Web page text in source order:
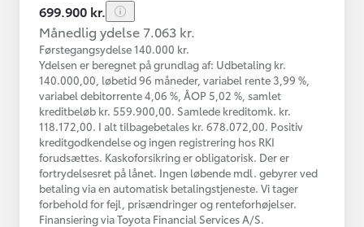
699.900 kr.
Månedlig ydelse 7.063 kr.
Førstegangsydelse 140.000 kr.
Ydelsen er beregnet på grundlag af: Udbetaling kr.
140.000,00, løbetid 96 måneder, variabel rente 3,99 %,
variabel debitorrente 4,06 %, ÅOP 5,02 %, samlet
kreditbeløb kr. 559.900,00. Samlede kreditomk. kr.
118.172,00. I alt tilbagebetales kr. 678.072,00. Positiv
kreditgodkendelse og ingen registrering hos RKI
forudsættes. Kaskoforsikring er obligatorisk. Der er
fortrydelsesret på lånet. Ingen løbende mdl. gebyrer ved
betaling via en automatisk betalingstjeneste. Vi tager
forbehold for fejl, prisændringer og renteforhøjelser.
Finansiering via Toyota Financial Services A/S.